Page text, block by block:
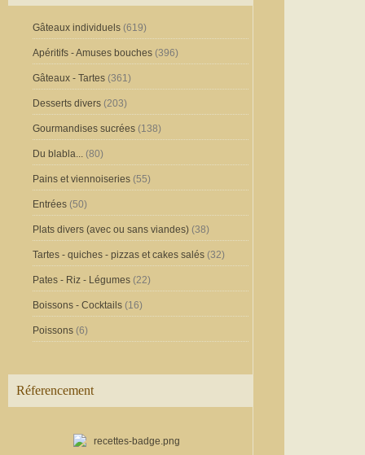
Gâteaux individuels (619)
Apéritifs - Amuses bouches (396)
Gâteaux - Tartes (361)
Desserts divers (203)
Gourmandises sucrées (138)
Du blabla... (80)
Pains et viennoiseries (55)
Entrées (50)
Plats divers (avec ou sans viandes) (38)
Tartes - quiches - pizzas et cakes salés (32)
Pates - Riz - Légumes (22)
Boissons - Cocktails (16)
Poissons (6)
Réferencement